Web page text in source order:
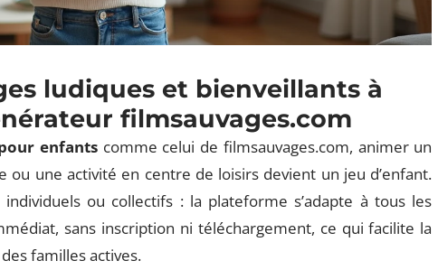
ludiques et bienveillants à
filmsauvages.com
enfantscomme celui de filmsauvages.com, animer un
ou une activité en centre de loisirs devient un jeu d’enfant.
ou collectifs : la plateforme s’adapte à tous les
sans inscription ni téléchargement, ce qui facilite la
familles actives.